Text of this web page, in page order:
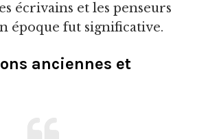
écrivains et les penseurs
époque fut significative.
anciennes et